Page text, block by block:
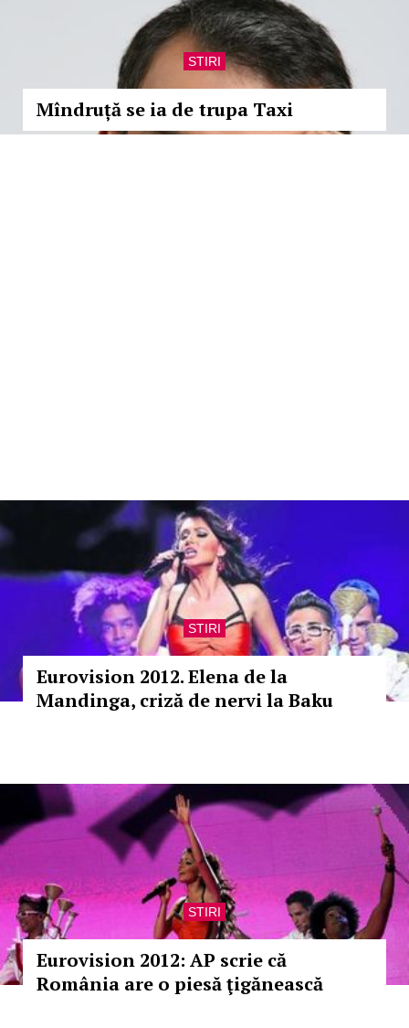
STIRI
Mîndruță se ia de trupa Taxi
STIRI
Eurovision 2012. Elena de la
Mandinga, criză de nervi la Baku
STIRI
Eurovision 2012: AP scrie că
România are o piesă ţigănească